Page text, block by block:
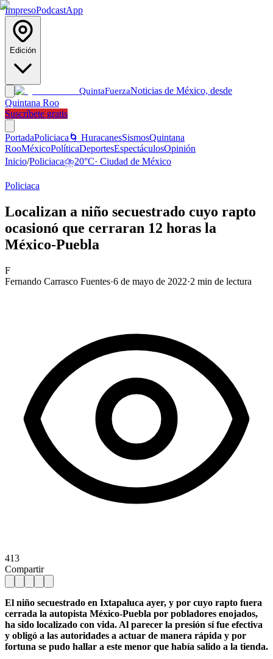
ImpresoPodcastApp
Edición
QuintaFuerzaNoticias de México, desde
Quintana Roo
Suscríbete gratis
PortadaPoliciaca 🌀 HuracanesSismosQuintana
RooMéxicoPolíticaDeportesEspectáculosOpinión
Inicio/Policiaca⛈️20°C· Ciudad de México
Policiaca
Localizan a niño secuestrado cuyo rapto
ocasionó que cerraran 12 horas la
México-Puebla
F
Fernando Carrasco Fuentes·6 de mayo de 2022·2 min de lectura
413
Compartir
El niño secuestrado en Ixtapaluca ayer, y por cuyo rapto fuera
cerrada la autopista México-Puebla por pobladores enojados,
ha sido localizado con vida. Al parecer la presión sí fue efectiva
y obligó a las autoridades a actuar de manera rápida y por
fortuna se pudo hallar a este menor que había salido a la tienda.